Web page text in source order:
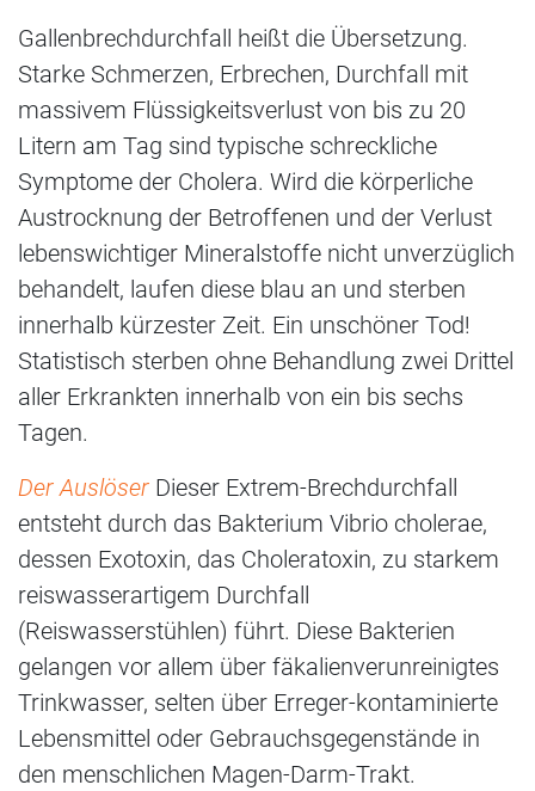
Gallenbrechdurchfall heißt die Übersetzung.
Starke Schmerzen, Erbrechen, Durchfall mit
massivem Flüssigkeitsverlust von bis zu 20
Litern am Tag sind typische schreckliche
Symptome der Cholera. Wird die körperliche
Austrocknung der Betroffenen und der Verlust
lebenswichtiger Mineralstoffe nicht unverzüglich
behandelt, laufen diese blau an und sterben
innerhalb kürzester Zeit. Ein unschöner Tod!
Statistisch sterben ohne Behandlung zwei Drittel
aller Erkrankten innerhalb von ein bis sechs
Tagen.
Der Auslöser Dieser Extrem-Brechdurchfall
entsteht durch das Bakterium Vibrio cholerae,
dessen Exotoxin, das Choleratoxin, zu starkem
reiswasserartigem Durchfall
(Reiswasserstühlen) führt. Diese Bakterien
gelangen vor allem über fäkalienverunreinigtes
Trinkwasser, selten über Erreger-kontaminierte
Lebensmittel oder Gebrauchsgegenstände in
den menschlichen Magen-Darm-Trakt.